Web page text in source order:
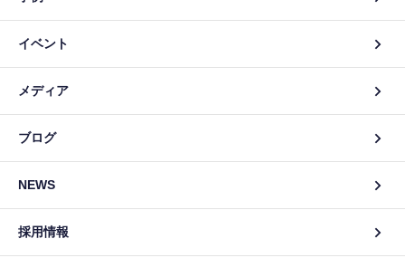
イベント
メディア
ブログ
NEWS
採用情報